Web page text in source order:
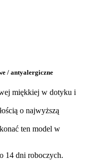
/ antyalergiczne
miękkiej w dotyku i
o najwyższą
ten model w
14 dni roboczych.